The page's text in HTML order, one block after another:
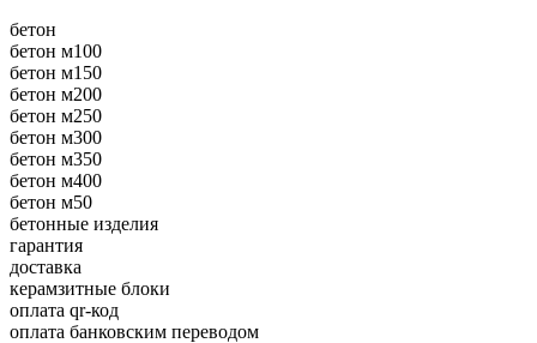
бетон
бетон м100
бетон м150
бетон м200
бетон м250
бетон м300
бетон м350
бетон м400
бетон м50
бетонные изделия
гарантия
доставка
керамзитные блоки
оплата qr-код
оплата банковским переводом